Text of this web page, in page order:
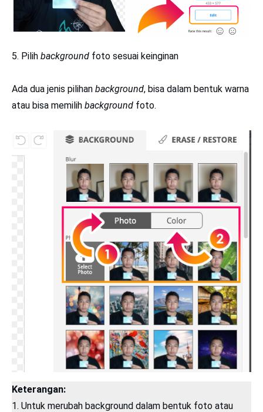
5. Pilih background foto sesuai keinginan
Ada dua jenis pilihan background, bisa dalam bentuk warna
atau bisa memilih background foto.
Keterangan:
1. Untuk merubah background dalam bentuk foto atau